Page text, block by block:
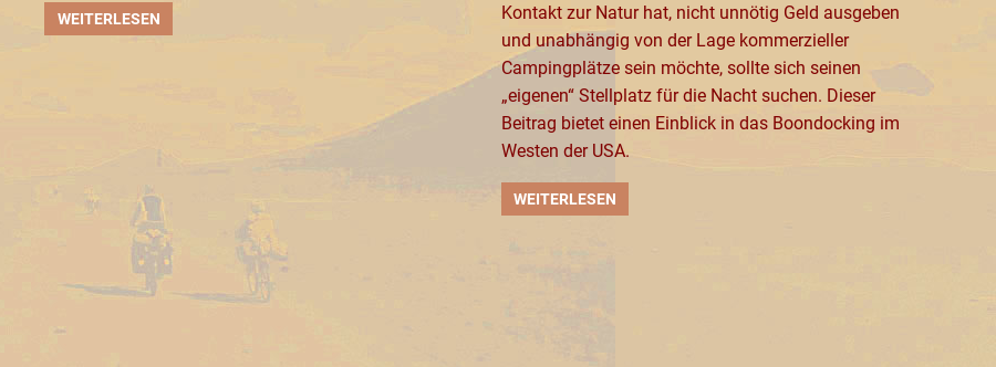
WEITERLESEN
Kontakt zur Natur hat, nicht unnötig Geld ausgeben
und unabhängig von der Lage kommerzieller
Campingplätze sein möchte, sollte sich seinen
„eigenen“ Stellplatz für die Nacht suchen. Dieser
Beitrag bietet einen Einblick in das Boondocking im
Westen der USA.
WEITERLESEN